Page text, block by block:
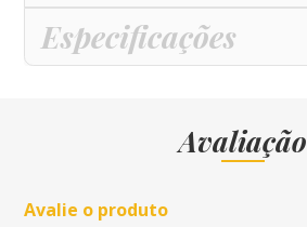
Especificações
Avaliação
Avalie o produto